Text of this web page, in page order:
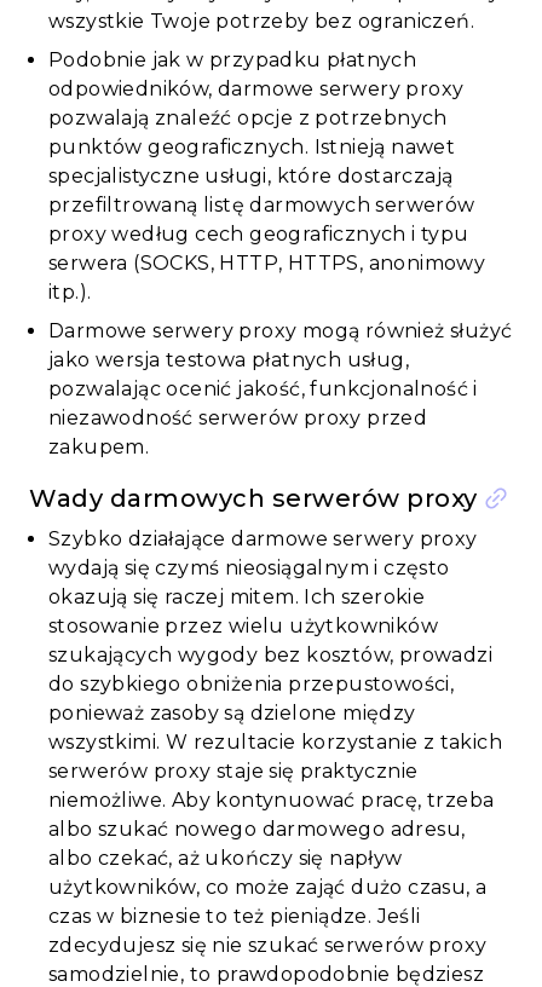
wszystkie Twoje potrzeby bez ograniczeń.
Podobnie jak w przypadku płatnych
odpowiedników, darmowe serwery proxy
pozwalają znaleźć opcje z potrzebnych
punktów geograficznych. Istnieją nawet
specjalistyczne usługi, które dostarczają
przefiltrowaną listę darmowych serwerów
proxy według cech geograficznych i typu
serwera (SOCKS, HTTP, HTTPS, anonimowy
itp.).
Darmowe serwery proxy mogą również służyć
jako wersja testowa płatnych usług,
pozwalając ocenić jakość, funkcjonalność i
niezawodność serwerów proxy przed
zakupem.
Wady darmowych serwerów proxy
Szybko działające darmowe serwery proxy
wydają się czymś nieosiągalnym i często
okazują się raczej mitem. Ich szerokie
stosowanie przez wielu użytkowników
szukających wygody bez kosztów, prowadzi
do szybkiego obniżenia przepustowości,
ponieważ zasoby są dzielone między
wszystkimi. W rezultacie korzystanie z takich
serwerów proxy staje się praktycznie
niemożliwe. Aby kontynuować pracę, trzeba
albo szukać nowego darmowego adresu,
albo czekać, aż ukończy się napływ
użytkowników, co może zająć dużo czasu, a
czas w biznesie to też pieniądze. Jeśli
zdecydujesz się nie szukać serwerów proxy
samodzielnie, to prawdopodobnie będziesz